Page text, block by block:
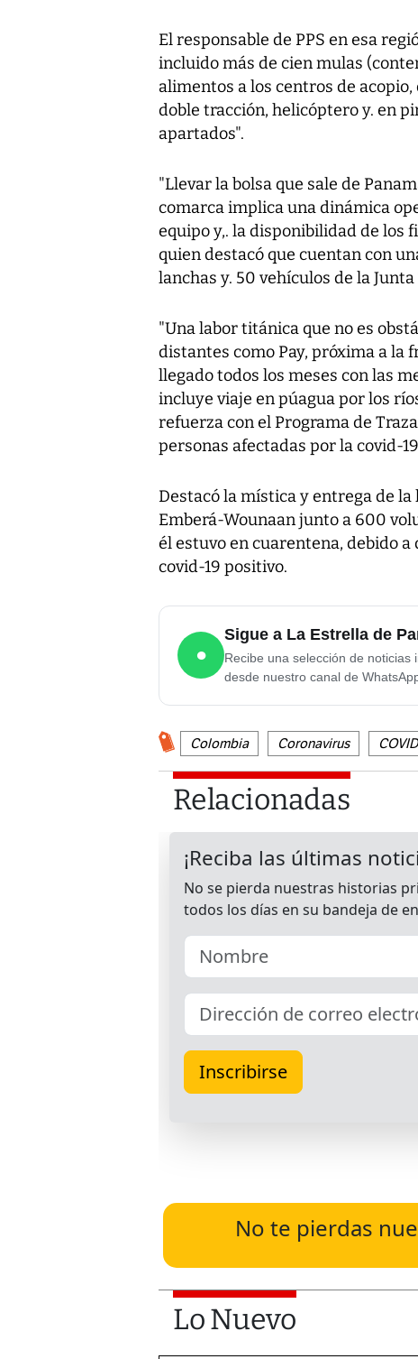
El responsable de PPS en esa
incluido más de cien mulas
alimentos a los centros de
doble tracción, helicóptero y. en
apartados".
"Llevar la bolsa que sale de
comarca implica una dinámica
equipo y,. la disponibilidad de los
quien destacó que cuentan con
lanchas y. 50 vehículos de la Junta
"Una labor titánica que no es
distantes como Pay, próxima a la
llegado todos los meses con las
incluye viaje en púagua por los
refuerza con el Programa de
personas afectadas por la covid-
Destacó la mística y entrega de
Emberá-Wounaan junto a 600
él estuvo en cuarentena, debido
covid-19 positivo.
●
Sigue a La Estrella de
Recibe una selección de
desde nuestro canal de
Colombia Coronavirus
Relacionadas
No te pierdas
Lo Nuevo